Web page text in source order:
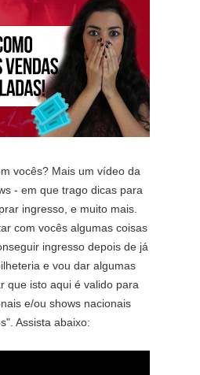
vocês? Mais um vídeo da
- em que trago dicas para
ingresso, e muito mais.
com vocês algumas coisas
ingresso depois de já
e vou dar algumas
que isto aqui é valido para
e/ou shows nacionais
Assista abaixo: